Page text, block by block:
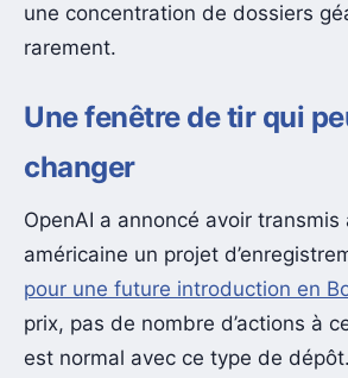
une concentration de dossiers
rarement.
Une fenêtre de tir qui
changer
OpenAI a annoncé avoir transmis
américaine un projet
pour une future introduction en
prix, pas de nombre d’actions à
est normal avec ce type de